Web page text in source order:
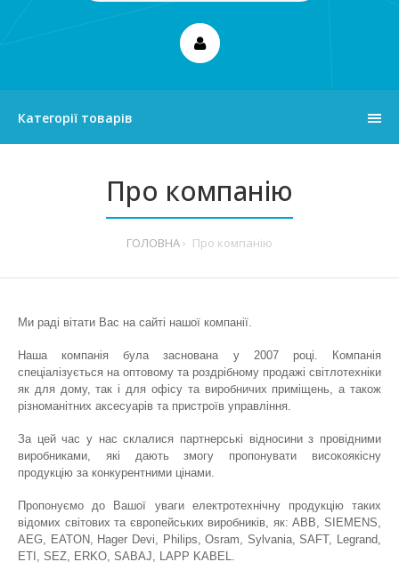
Категорії товарів
Про компанію
ГОЛОВНА Про компанію
Ми раді вітати Вас на сайті нашої компанії.
Наша компанія була заснована у 2007 році. Компанія
спеціалізується на оптовому та роздрібному продажі світлотехніки
як для дому, так і для офісу та виробничих приміщень, а також
різноманітних аксесуарів та пристроїв управління.
За цей час у нас склалися партнерські відносини з провідними
виробниками, які дають змогу пропонувати високоякісну
продукцію за конкурентними цінами.
Пропонуємо до Вашої уваги електротехнічну продукцію таких
відомих світових та європейських виробників, як: АВВ, SIEMENS,
AEG, EATON, Hager Devi, Philips, Osram, Sylvania, SAFT, Legrand,
ETI, SEZ, ERKO, SABAJ, LAPP KABEL.